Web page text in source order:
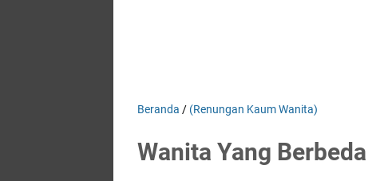
Beranda / (Renungan Kaum Wanita)
Wanita Yang